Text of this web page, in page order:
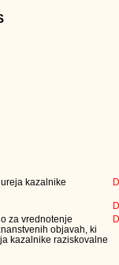
kazalnike
za vrednotenje
objavah, ki
kazalnike raziskovalne